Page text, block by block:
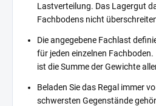
Lastverteilung. Das Lagergut
Fachbodens nicht
Die angegebene Fachlast
für jeden einzelnen
ist die Summe der Gewichte
Beladen Sie das Regal immer
schwersten Gegenstände